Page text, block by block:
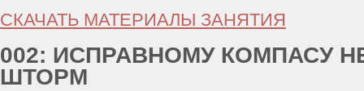
СКАЧАТЬ МАТЕРИАЛЫ ЗАНЯТИЯ
002: ИСПРАВНОМУ КОМПАСУ
ШТОРМ